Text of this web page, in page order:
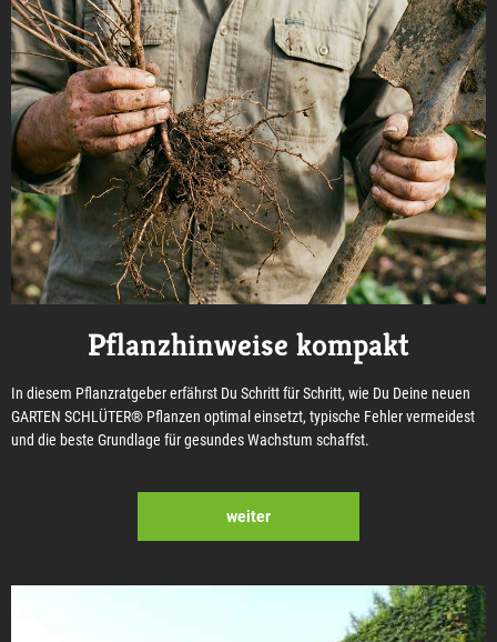
Pflanzhinweise kompakt
In diesem Pflanzratgeber erfährst Du Schritt für Schritt, wie Du Deine neuen
GARTEN SCHLÜTER® Pflanzen optimal einsetzt, typische Fehler vermeidest
und die beste Grundlage für gesundes Wachstum schaffst.
weiter